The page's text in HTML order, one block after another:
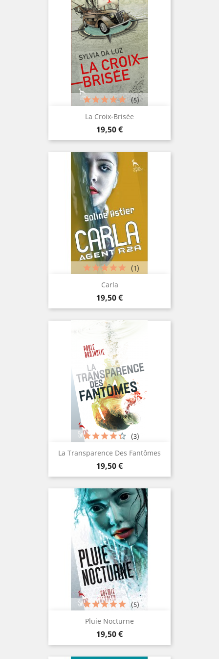
La Croix-Brisée
Prix
19,50 €
(5)
Carla
Prix
19,50 €
(1)
La Transparence Des Fantômes
Prix
19,50 €
(3)
Pluie Nocturne
Prix
19,50 €
(5)